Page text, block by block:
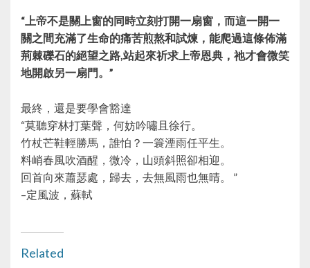
“上帝不是關上窗的同時立刻打開一扇窗，而這一開一
關之間充滿了生命的痛苦煎熬和試煉，能爬過這條佈滿
荊棘礫石的絕望之路,站起來祈求上帝恩典，祂才會微笑
地開啟另一扇門。”
最終，還是要學會豁達
“莫聽穿林打葉聲，何妨吟嘯且徐行。
竹杖芒鞋輕勝馬，誰怕？一簑湮雨任平生。
料峭春風吹酒醒，微冷，山頭斜照卻相迎。
回首向來蕭瑟處，歸去，去無風雨也無晴。 ”
–定風波，蘇軾
Related